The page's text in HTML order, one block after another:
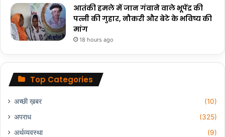
आतंकी हमले में जान गंवाने वाले भूपेंद्र की
पत्नी की गुहार, नौकरी और बेटे के भविष्य की
मांग
18 hours ago
Top Categories
अच्छी ख़बर
(10)
अपराध
(325)
अर्थव्यवस्था
(9)